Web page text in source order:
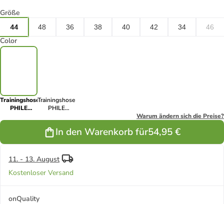
Größe
44 48 36 38 40 42 34 46
Color
Trainingshose
PHILE
Trainingshose
PHILE
Nights
Warum ändern sich die Preise?
In den Warenkorb für54,95 €
11. - 13. August
Kostenloser Versand
onQuality